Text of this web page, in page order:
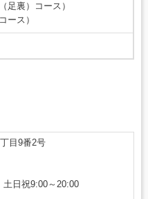
足裏）コース）
ース）
目9番2号
土日祝9:00～20:00